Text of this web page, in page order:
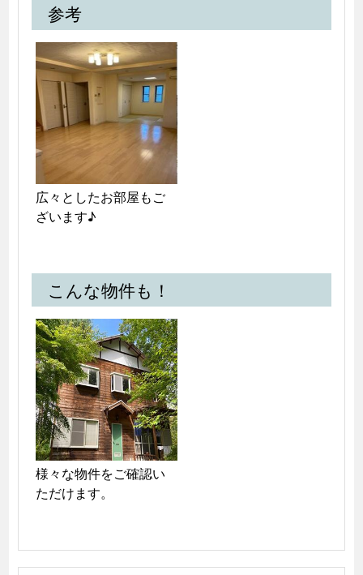
参考
広々としたお部屋もご
ざいます♪
こんな物件も！
様々な物件をご確認い
ただけます。